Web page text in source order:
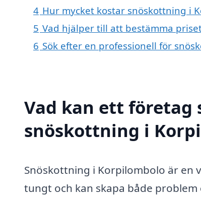
4 Hur mycket kostar snöskottning i
5 Vad hjälper till att bestämma
6 Sök efter en professionell för
Vad kan ett företag
snöskottning i
Snöskottning i Korpilombolo är
tungt och kan skapa både